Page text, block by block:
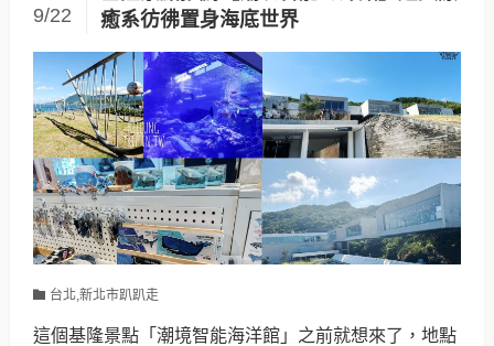
癒系彷彿置身海底世界
9/22
台北,新北市趴趴走
這個基隆景點「潮境智能海洋館」之前就想來了，地點